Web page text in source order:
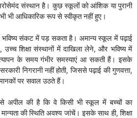
संस्थान है। कुछ स्कूलों को आंशिक या पुरानी
भी आधिकारिक रूप से स्वीकृत नहीं हुए।
भविष्य संकट में पड़ सकता है। अमान्य स्कूल में पढ़ाई
उच्च शिक्षा संस्थानों में दाखिला लेने, और भविष्य में
के समय गंभीर समस्याएं आ सकती हैं। इसके
निगरानी नहीं होती, जिससे पढ़ाई की गुणवत्ता,
पर सवाल उठते हैं।
से अपील की है कि वे किसी भी स्कूल में बच्चों का
की स्थिति अवश्य जांचें। इसके साथ ही, शिक्षा